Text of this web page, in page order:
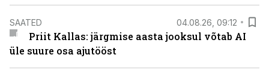
SAATED 04.08.26, 09:12
Priit Kallas: järgmise aasta jooksul võtab AI
üle suure osa ajutööst